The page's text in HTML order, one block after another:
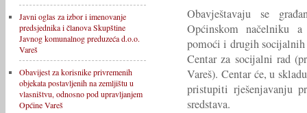
Javni oglas za izbor i imenovanje
predsjednika i članova Skupštine
Javnog komunalnog preduzeća d.o.o.
Vareš
Obavijest za korisnike privremenih
objekata postavljenih na zemljištu u
vlasništvu, odnosno pod upravljanjem
Općine Vareš
Obavještavaju se
Općinskom načelniku
pomoći i drugih
Centar za socijalni rad
Vareš). Centar će, u
pristupiti rješenjavanju
sredstava.